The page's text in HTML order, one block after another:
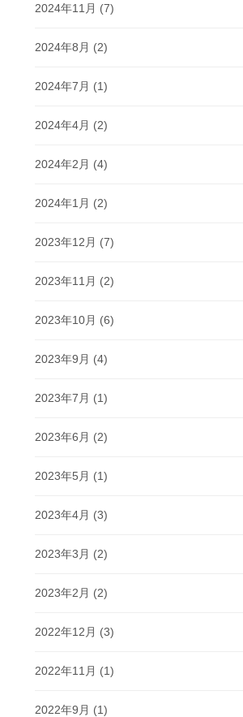
2024年11月 (7)
2024年8月 (2)
2024年7月 (1)
2024年4月 (2)
2024年2月 (4)
2024年1月 (2)
2023年12月 (7)
2023年11月 (2)
2023年10月 (6)
2023年9月 (4)
2023年7月 (1)
2023年6月 (2)
2023年5月 (1)
2023年4月 (3)
2023年3月 (2)
2023年2月 (2)
2022年12月 (3)
2022年11月 (1)
2022年9月 (1)